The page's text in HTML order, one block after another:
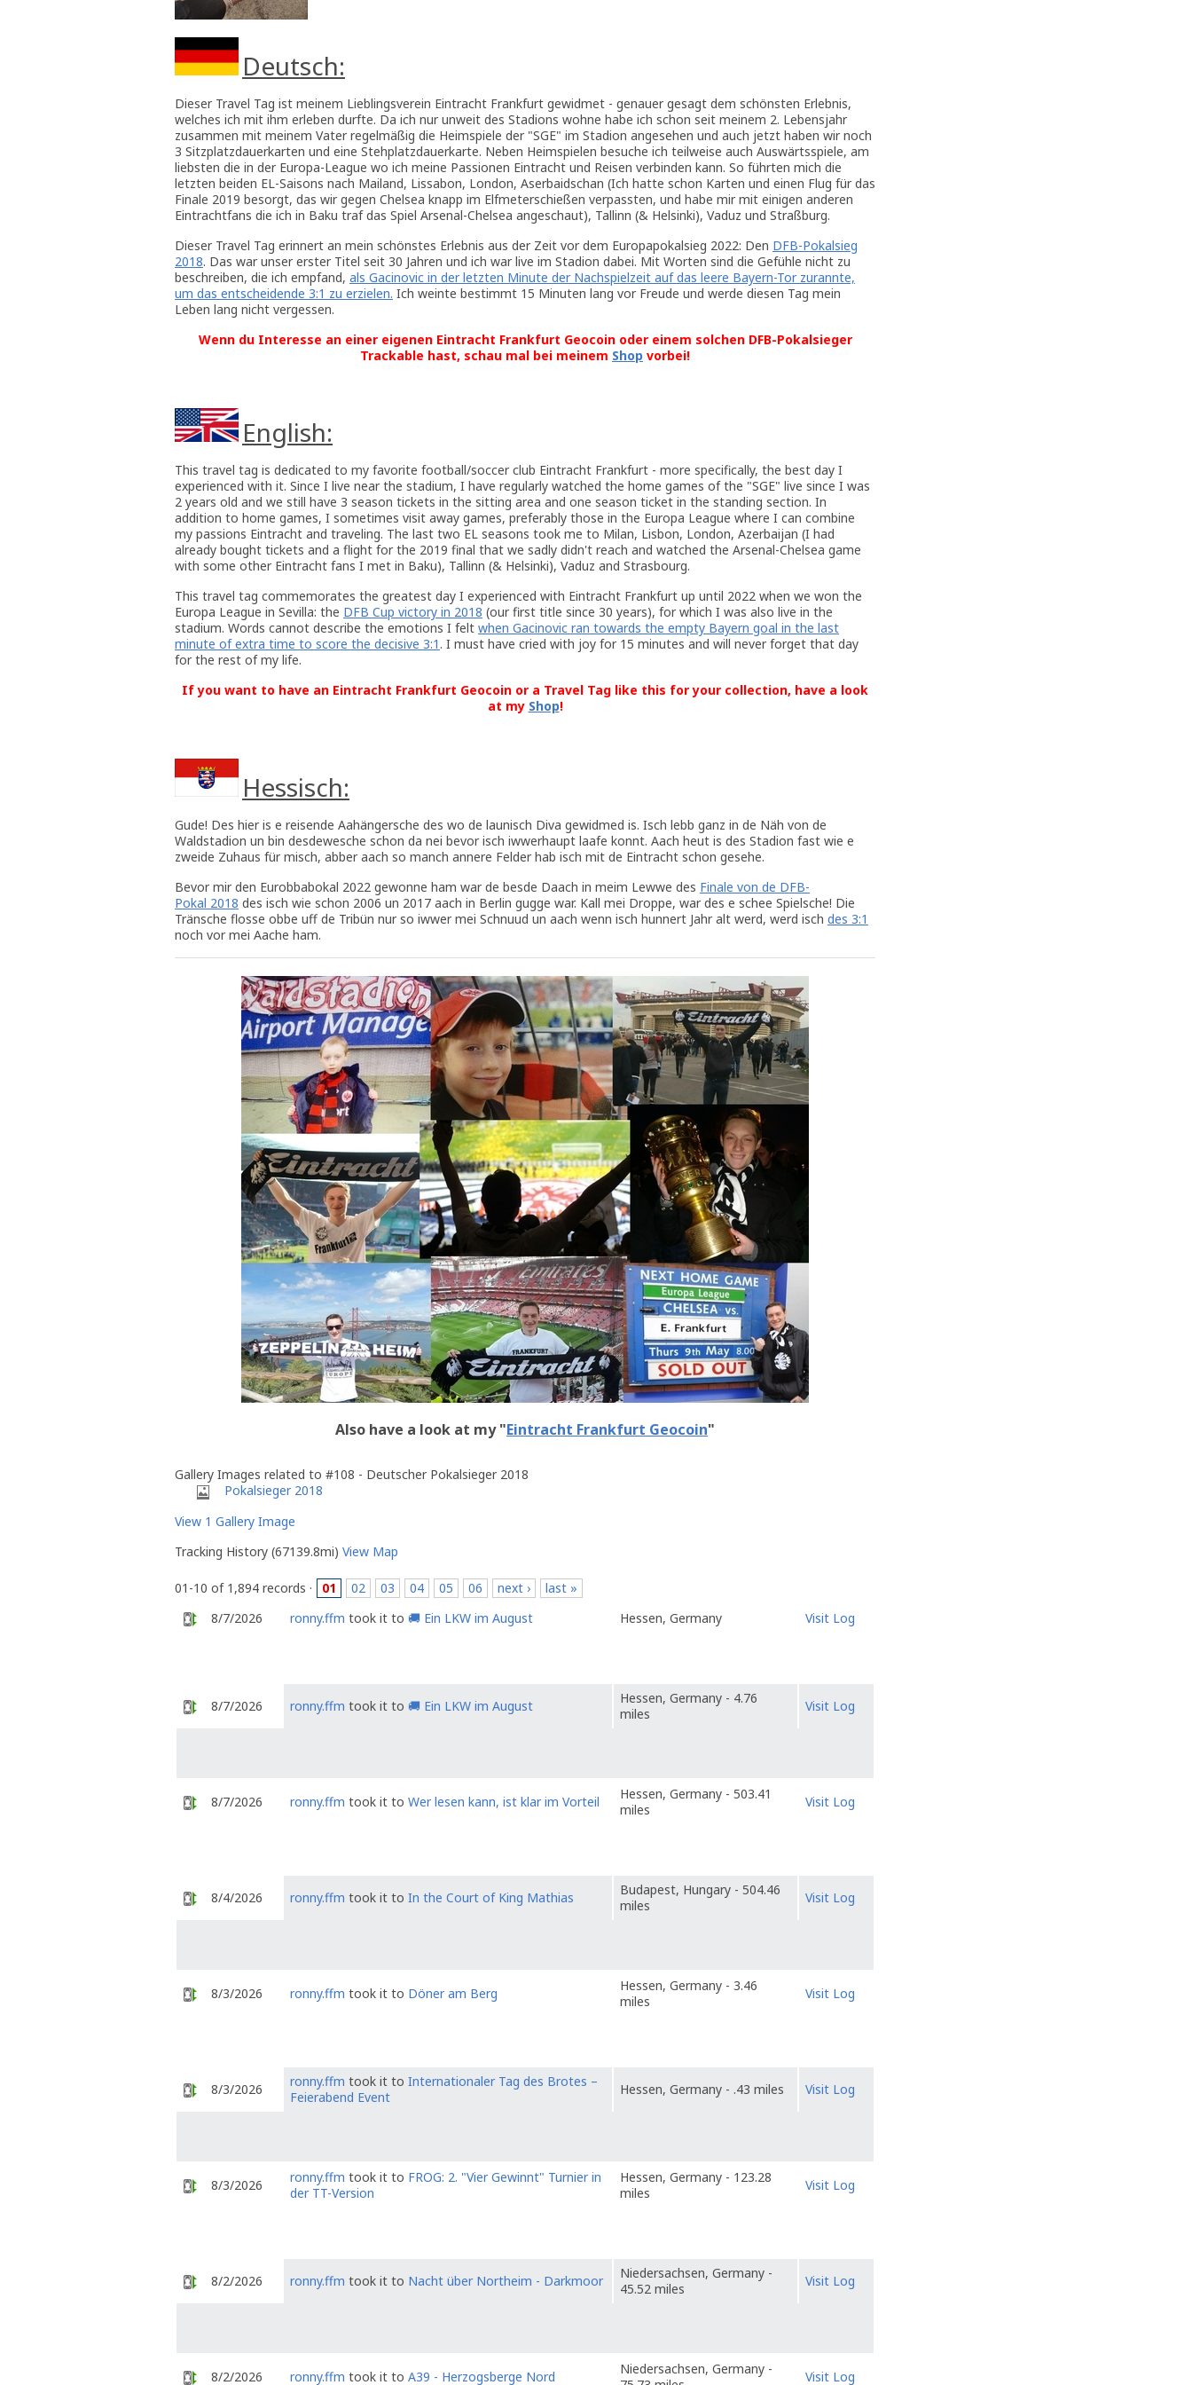
Deutsch:
Dieser Travel Tag ist meinem Lieblingsverein Eintracht Frankfurt gewidmet - genauer gesagt dem schönsten Erlebnis,
welches ich mit ihm erleben durfte. Da ich nur unweit des Stadions wohne habe ich schon seit meinem 2. Lebensjahr
zusammen mit meinem Vater regelmäßig die Heimspiele der "SGE" im Stadion angesehen und auch jetzt haben wir noch
3 Sitzplatzdauerkarten und eine Stehplatzdauerkarte. Neben Heimspielen besuche ich teilweise auch Auswärtsspiele, am
liebsten die in der Europa-League wo ich meine Passionen Eintracht und Reisen verbinden kann. So führten mich die
letzten beiden EL-Saisons nach Mailand, Lissabon, London, Aserbaidschan (Ich hatte schon Karten und einen Flug für das
Finale 2019 besorgt, das wir gegen Chelsea knapp im Elfmeterschießen verpassten, und habe mir mit einigen anderen
Eintrachtfans die ich in Baku traf das Spiel Arsenal-Chelsea angeschaut), Tallinn (& Helsinki), Vaduz und Straßburg.
Dieser Travel Tag erinnert an mein schönstes Erlebnis aus der Zeit vor dem Europapokalsieg 2022: Den DFB-Pokalsieg
2018. Das war unser erster Titel seit 30 Jahren und ich war live im Stadion dabei. Mit Worten sind die Gefühle nicht zu
beschreiben, die ich empfand, als Gacinovic in der letzten Minute der Nachspielzeit auf das leere Bayern-Tor zurannte,
um das entscheidende 3:1 zu erzielen. Ich weinte bestimmt 15 Minuten lang vor Freude und werde diesen Tag mein
Leben lang nicht vergessen.
Wenn du Interesse an einer eigenen Eintracht Frankfurt Geocoin oder einem solchen DFB-Pokalsieger
Trackable hast, schau mal bei meinem Shop vorbei!
English:
This travel tag is dedicated to my favorite football/soccer club Eintracht Frankfurt - more specifically, the best day I
experienced with it. Since I live near the stadium, I have regularly watched the home games of the "SGE" live since I was
2 years old and we still have 3 season tickets in the sitting area and one season ticket in the standing section. In
addition to home games, I sometimes visit away games, preferably those in the Europa League where I can combine
my passions Eintracht and traveling. The last two EL seasons took me to Milan, Lisbon, London, Azerbaijan (I had
already bought tickets and a flight for the 2019 final that we sadly didn't reach and watched the Arsenal-Chelsea game
with some other Eintracht fans I met in Baku), Tallinn (& Helsinki), Vaduz and Strasbourg.
This travel tag commemorates the greatest day I experienced with Eintracht Frankfurt up until 2022 when we won the
Europa League in Sevilla: the DFB Cup victory in 2018 (our first title since 30 years), for which I was also live in the
stadium. Words cannot describe the emotions I felt when Gacinovic ran towards the empty Bayern goal in the last
minute of extra time to score the decisive 3:1. I must have cried with joy for 15 minutes and will never forget that day
for the rest of my life.
If you want to have an Eintracht Frankfurt Geocoin or a Travel Tag like this for your collection, have a look
at my Shop!
Hessisch:
Gude! Des hier is e reisende Aahängersche des wo de launisch Diva gewidmed is. Isch lebb ganz in de Näh von de
Waldstadion un bin desdewesche schon da nei bevor isch iwwerhaupt laafe konnt. Aach heut is des Stadion fast wie e
zweide Zuhaus für misch, abber aach so manch annere Felder hab isch mit de Eintracht schon gesehe.
Bevor mir den Eurobbabokal 2022 gewonne ham war de besde Daach in meim Lewwe des Finale von de DFB-
Pokal 2018 des isch wie schon 2006 un 2017 aach in Berlin gugge war. Kall mei Droppe, war des e schee Spielsche! Die
Tränsche flosse obbe uff de Tribün nur so iwwer mei Schnuud un aach wenn isch hunnert Jahr alt werd, werd isch des 3:1
noch vor mei Aache ham.
Also have a look at my "Eintracht Frankfurt Geocoin"
Gallery Images related to #108 - Deutscher Pokalsieger 2018
Pokalsieger 2018
View 1 Gallery Image
Tracking History (67139.8mi) View Map
01-10 of 1,894 records · 01 02 03 04 05 06 next ›
last »
8/7/2026
ronny.ffm took it to 🚚 Ein LKW im August Hessen, Germany Visit Log
8/7/2026 ronny.ffm took it to 🚚 Ein LKW im August
Hessen, Germany - 4.76
miles
Visit Log
8/7/2026 ronny.ffm took it to Wer lesen kann, ist klar im Vorteil
Hessen, Germany - 503.41
miles
Visit Log
8/4/2026 ronny.ffm took it to In the Court of King Mathias
Budapest, Hungary - 504.46
miles
Visit Log
8/3/2026 ronny.ffm took it to Döner am Berg
Hessen, Germany - 3.46
miles
Visit Log
8/3/2026 ronny.ffm took it to Internationaler Tag des Brotes –
Feierabend Event
Hessen, Germany - .43 miles Visit Log
8/3/2026 ronny.ffm took it to FROG: 2. "Vier Gewinnt" Turnier in
der TT-Version
Hessen, Germany - 123.28
miles
Visit Log
8/2/2026 ronny.ffm took it to Nacht über Northeim - Darkmoor
Niedersachsen, Germany -
45.52 miles
Visit Log
8/2/2026 ronny.ffm took it to A39 - Herzogsberge Nord
Niedersachsen, Germany -
Visit Log